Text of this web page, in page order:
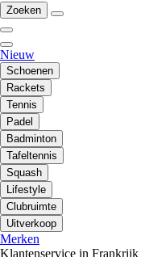
Zoeken
Nieuw
Schoenen
Rackets
Tennis
Padel
Badminton
Tafeltennis
Squash
Lifestyle
Clubruimte
Uitverkoop
Merken
Klantenservice in Frankrijk